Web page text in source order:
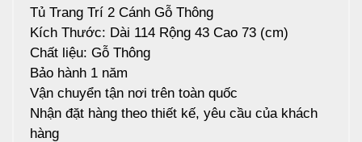
Tủ Trang Trí 2 Cánh Gỗ Thông
Kích Thước: Dài 114 Rộng 43 Cao 73 (cm)
Chất liệu: Gỗ Thông
Bảo hành 1 năm
Vận chuyển tận nơi trên toàn quốc
Nhận đặt hàng theo thiết kế, yêu cầu của khách
hàng